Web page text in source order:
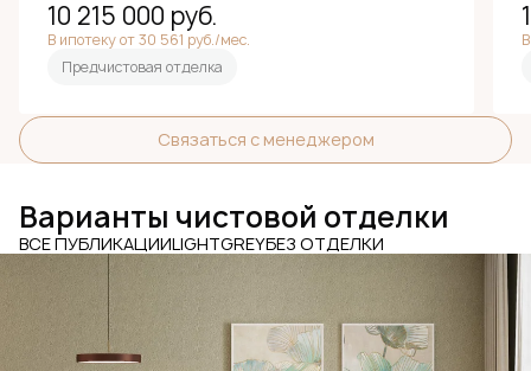
10 215 000 руб.
В ипотеку от 30 561 руб./мес.
Предчистовая отделка
Связаться с менеджером
Варианты чистовой отделки
ВСЕ ПУБЛИКАЦИИLIGHTGREYБЕЗ ОТДЕЛКИ